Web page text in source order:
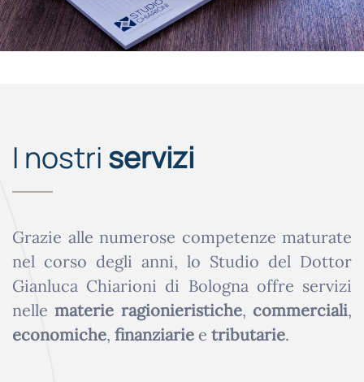
I nostri servizi
Grazie alle numerose competenze maturate
nel corso degli anni, lo Studio del Dottor
Gianluca Chiarioni di Bologna offre servizi
nellematerie ragionieristiche, commerciali,
economiche, finanziarie e tributarie.